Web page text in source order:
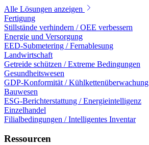
Alle Lösungen anzeigen
Fertigung
Stillstände verhindern / OEE verbessern
Energie und Versorgung
EED-Submetering / Fernablesung
Landwirtschaft
Getreide schützen / Extreme Bedingungen
Gesundheitswesen
GDP-Konformität / Kühlkettenüberwachung
Bauwesen
ESG-Berichterstattung / Energieintelligenz
Einzelhandel
Filialbedingungen / Intelligentes Inventar
Ressourcen